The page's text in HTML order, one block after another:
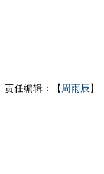
责任编辑：【 周雨辰 】